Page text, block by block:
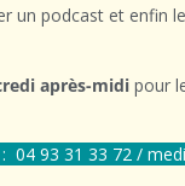
un podcast et enfin
après-midi pour
04 93 31 33 72 /